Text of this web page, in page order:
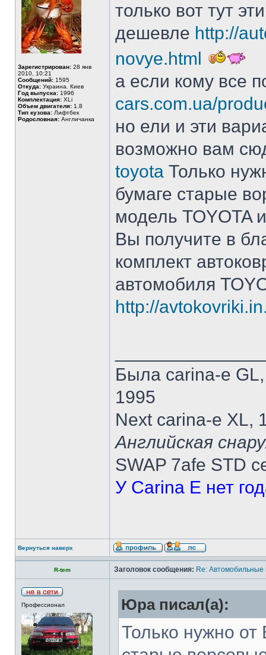
Зарегистрирован: 28 янв
2010, 10:21
Сообщений: 1595
Откуда: Украина. Киев
Год выпуска: 1996
Комплектация: XLi
Объем двигателя: 1.8
Тип кузова: Лифтбек
Родословная: Англичанка
только вот тут
дешевле http://
novye.html
а если кому все
cars.com.ua/
но ели и эти
возможно вам
toyota Только
бумаге старые
модель TOYOTA​
Вы получите в
комплект
автомобиля
http://
Была carina-e
1995
Next carina-e XL,
Английская
SWAP 7afe STD
У Carina E нет
Вернуться наверх
R-tem Заголовок сообщения: Re: Автомобильные
Профессионал Юра писал(а):
Только нужно от